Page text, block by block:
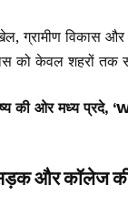
ग्रामीण विकास
को केवल शहरों तक
की ओर मध्य
और कॉलेज